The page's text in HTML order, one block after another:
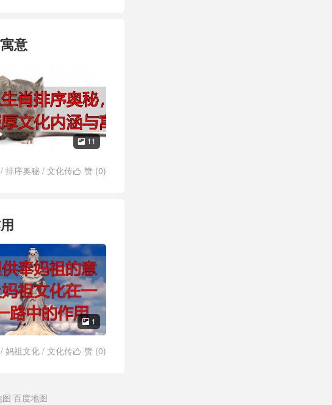
意
 11
 赞 (0)
/ 排序奥秘 / 文化传
 1
 赞 (0)
/ 妈祖文化 / 文化传
百度地图